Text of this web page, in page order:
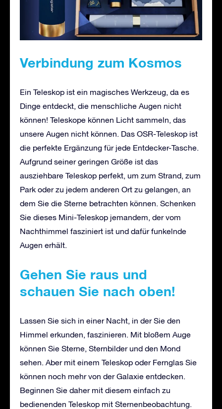
Verbindung zum Kosmos
Ein Teleskop ist ein magisches Werkzeug, da es
Dinge entdeckt, die menschliche Augen nicht
können! Teleskope können Licht sammeln, das
unsere Augen nicht können. Das OSR-Teleskop ist
die perfekte Ergänzung für jede Entdecker-Tasche.
Aufgrund seiner geringen Größe ist das
ausziehbare Teleskop perfekt, um zum Strand, zum
Park oder zu jedem anderen Ort zu gelangen, an
dem Sie die Sterne betrachten können. Schenken
Sie dieses Mini-Teleskop jemandem, der vom
Nachthimmel fasziniert ist und dafür funkelnde
Augen erhält.
Gehen Sie raus und
schauen Sie nach oben!
Lassen Sie sich in einer Nacht, in der Sie den
Himmel erkunden, faszinieren. Mit bloßem Auge
können Sie Sterne, Sternbilder und den Mond
sehen. Aber mit einem Teleskop oder Fernglas Sie
können noch mehr von der Galaxie entdecken.
Beginnen Sie daher mit diesem einfach zu
bedienenden Teleskop mit Sternenbeobachtung.